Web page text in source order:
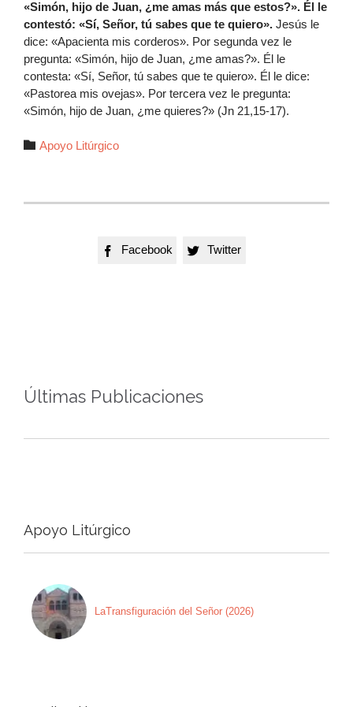
«Simón, hijo de Juan, ¿me amas más que estos?». Él le
contestó: «Sí, Señor, tú sabes que te quiero». Jesús le
dice: «Apacienta mis corderos». Por segunda vez le
pregunta: «Simón, hijo de Juan, ¿me amas?». Él le
contesta: «Sí, Señor, tú sabes que te quiero». Él le dice:
«Pastorea mis ovejas». Por tercera vez le pregunta:
«Simón, hijo de Juan, ¿me quieres?» (Jn 21,15-17).
 Autor
Apoyo Litúrgico
 Facebook  Twitter
Últimas Publicaciones
Apoyo Litúrgico
LaTransfiguración del Señor (2026)